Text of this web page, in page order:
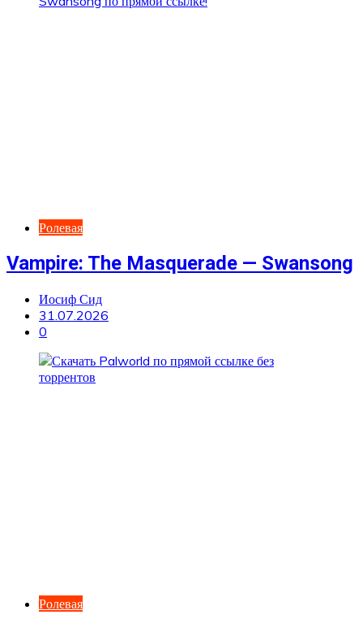
Ролевая
Vampire: The Masquerade — Swansong
Иосиф Сид
31.07.2026
0
Ролевая